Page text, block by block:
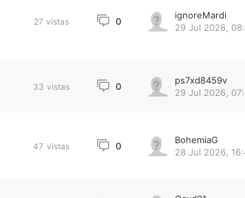
27 vistas 0
ignoreMardi
29 Jul 2026,
33 vistas 0
ps7xd8459v
29 Jul 2026,
47 vistas 0
BohemiaG
28 Jul 2026,